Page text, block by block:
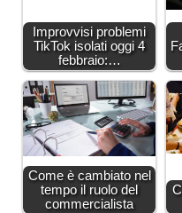
Improvvisi problemi
TikTok isolati oggi 4
febbraio:…
Come è cambiato nel
tempo il ruolo del
commercialista